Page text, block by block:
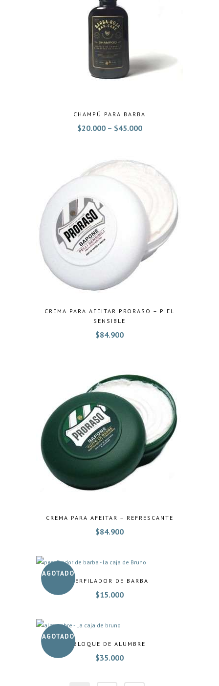
CHAMPÚ PARA BARBA
$20.000– $45.000
CREMA PARA AFEITAR PRORASO – PIEL
SENSIBLE
$84.900
CREMA PARA AFEITAR – REFRESCANTE
$84.900
AGOTADO
PERFILADOR DE BARBA
$15.000
AGOTADO
BLOQUE DE ALUMBRE
$35.000